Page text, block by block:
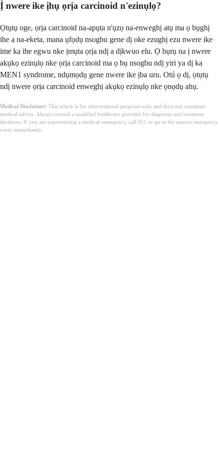
Ị̀ nwere ike ịhụ ọrịa carcinoid n'ezinụlọ?
Ọtụtụ oge, ọrịa carcinoid na-apụta n'ụzọ na-enweghị atụ ma ọ bụghị
ihe a na-eketa, mana ụfọdụ nsogbu gene dị oke ezughị ezu nwere ike
ime ka ihe egwu nke ịmụta ọrịa ndị a dịkwuo elu. Ọ bụrụ na ị nwere
akụkọ ezinụlọ nke ọrịa carcinoid ma ọ bụ nsogbu ndị yiri ya dị ka
MEN1 syndrome, ndụmọdụ gene nwere ike ịba uru. Otú ọ dị, ọtụtụ
ndị nwere ọrịa carcinoid enweghị akụkọ ezinụlọ nke ọnọdụ ahụ.
Medical Disclaimer: This article is for informational purposes only and does not constitute
medical advice. Always consult a qualified healthcare provider for diagnosis and treatment
decisions. If you are experiencing a medical emergency, call 911 or go to the nearest emergency
room immediately.